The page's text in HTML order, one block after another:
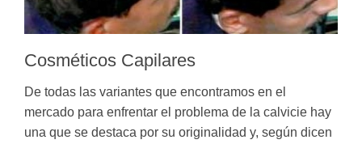
Cosméticos Capilares
De todas las variantes que encontramos en el
mercado para enfrentar el problema de la calvicie hay
una que se destaca por su originalidad y, según dicen